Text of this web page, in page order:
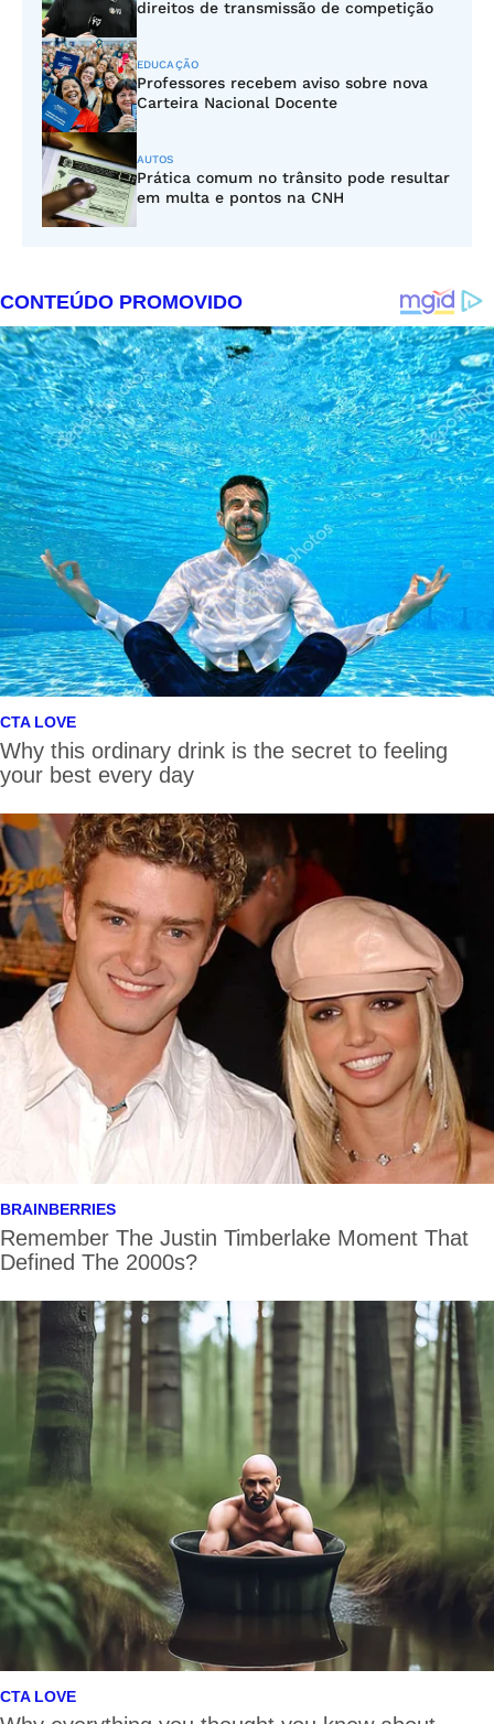
direitos de transmissão de competição
EDUCAÇÃO
Professores recebem aviso sobre nova
Carteira Nacional Docente
AUTOS
Prática comum no trânsito pode resultar
em multa e pontos na CNH